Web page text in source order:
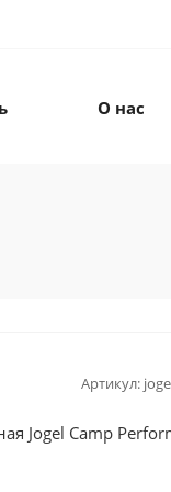
О нас
Артикул:
Jogel Camp